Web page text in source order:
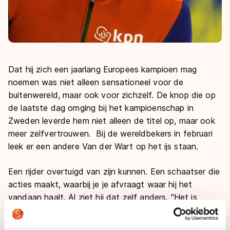
Dat hij zich een jaarlang Europees kampioen mag
noemen was niet alleen sensationeel voor de
buitenwereld, maar ook voor zichzelf. De knop die op
de laatste dag omging bij het kampioenschap in
Zweden leverde hem niet alleen de titel op, maar ook
meer zelfvertrouwen. Bij de wereldbekers in februari
leek er een andere Van der Wart op het ijs staan.
Een rijder overtuigd van zijn kunnen. Een schaatser die
acties maakt, waarbij je je afvraagt waar hij het
vandaan haalt. Al ziet hij dat zelf anders. "Het is
voornamelijk de concurrentie die een andere Freek
ziet. De topjongens letten meer op me.